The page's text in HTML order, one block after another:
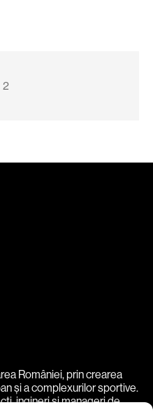
2
României, prin crearea
și a complexurilor sportive.
ingineri și manageri de